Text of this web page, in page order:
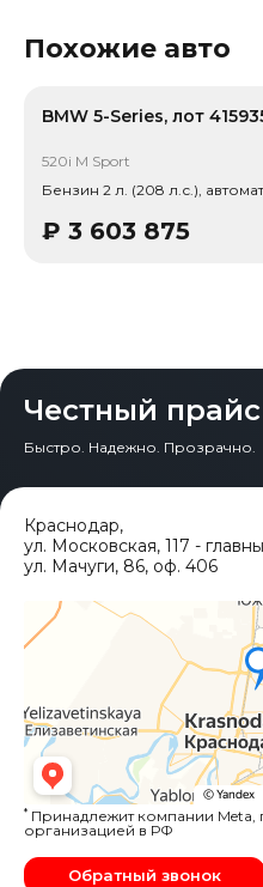
дефектовку и точные
Число собственников по
зафиксировано.
Похожие авто
520i M Sport
Бензин 2 л. (208 л.с.), автомат
₽ 3 603 875
Честный прайс
Быстро. Надежно. Прозрачно.
Краснодар,
ул. Московская, 117 -
ул. Мачуги, 86, оф. 406
* Принадлежит компании Meta,
организацией в РФ
Обратный звонок